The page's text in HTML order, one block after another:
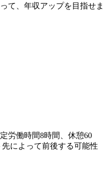
て、年収アップを目指せま
労働時間8時間、休憩60
によって前後する可能性